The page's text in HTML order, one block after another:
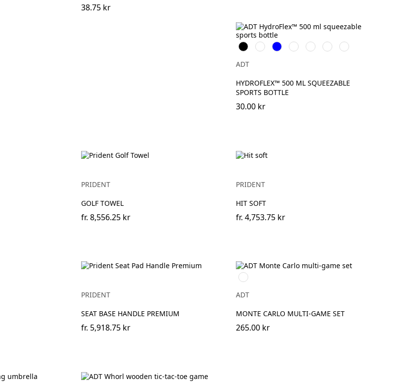
38.75 kr
Svart Vit Blå
Svart/Transparent
vit
Röd/SvartBlå/VitSvart/Vit
ADT
HYDROFLEX™ 500 ML SQUEEZABLE
SPORTS BOTTLE
30.00 kr
PRIDENT
GOLF TOWEL
fr. 8,556.25 kr
PRIDENT
HIT SOFT
fr. 4,753.75 kr
PRIDENT
SEAT BASE HANDLE PREMIUM
fr. 5,918.75 kr
Natur
ADT
MONTE CARLO MULTI-GAME SET
265.00 kr